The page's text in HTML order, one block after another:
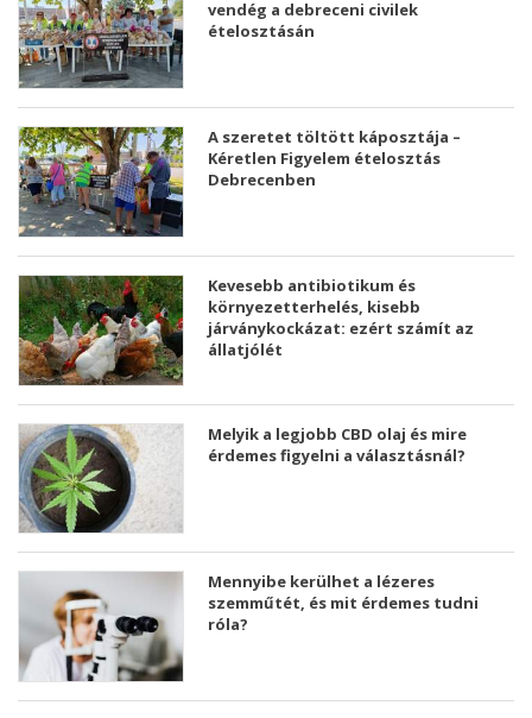
vendég a debreceni civilek
ételosztásán
A szeretet töltött káposztája –
Kéretlen Figyelem ételosztás
Debrecenben
Kevesebb antibiotikum és
környezetterhelés, kisebb
járványkockázat: ezért számít az
állatjólét
Melyik a legjobb CBD olaj és mire
érdemes figyelni a választásnál?
Mennyibe kerülhet a lézeres
szemműtét, és mit érdemes tudni
róla?